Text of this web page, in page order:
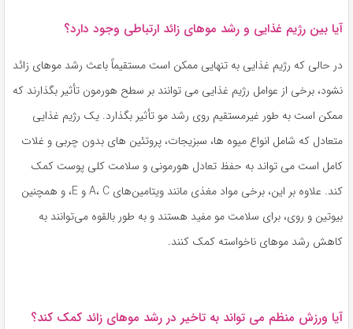
آیا بین رژیم غذایی و رشد موهای زائد ارتباطی وجود دارد؟
در حالی که رژیم غذایی به تنهایی ممکن است مستقیماً باعث رشد موهای زائد
نشود، برخی از عوامل رژیم غذایی می توانند بر سطح هورمون تأثیر بگذارند که
ممکن است به طور غیرمستقیم روی رشد مو تأثیر بگذارد. یک رژیم غذایی
متعادل که شامل انواع میوه ها، سبزیجات، پروتئین های بدون چربی و غلات
کامل است می تواند به حفظ تعادل هورمونی و سلامت کلی پوست کمک
کند. علاوه بر این، برخی مواد مغذی مانند ویتامین‌های A، C و E، و همچنین
بیوتین و روی، برای سلامت مو مفید هستند و به طور بالقوه می‌توانند به
کاهش رشد موهای ناخواسته کمک کنند.
آیا ورزش منظم می تواند به تاخیر در رشد موهای زائد کمک کند؟